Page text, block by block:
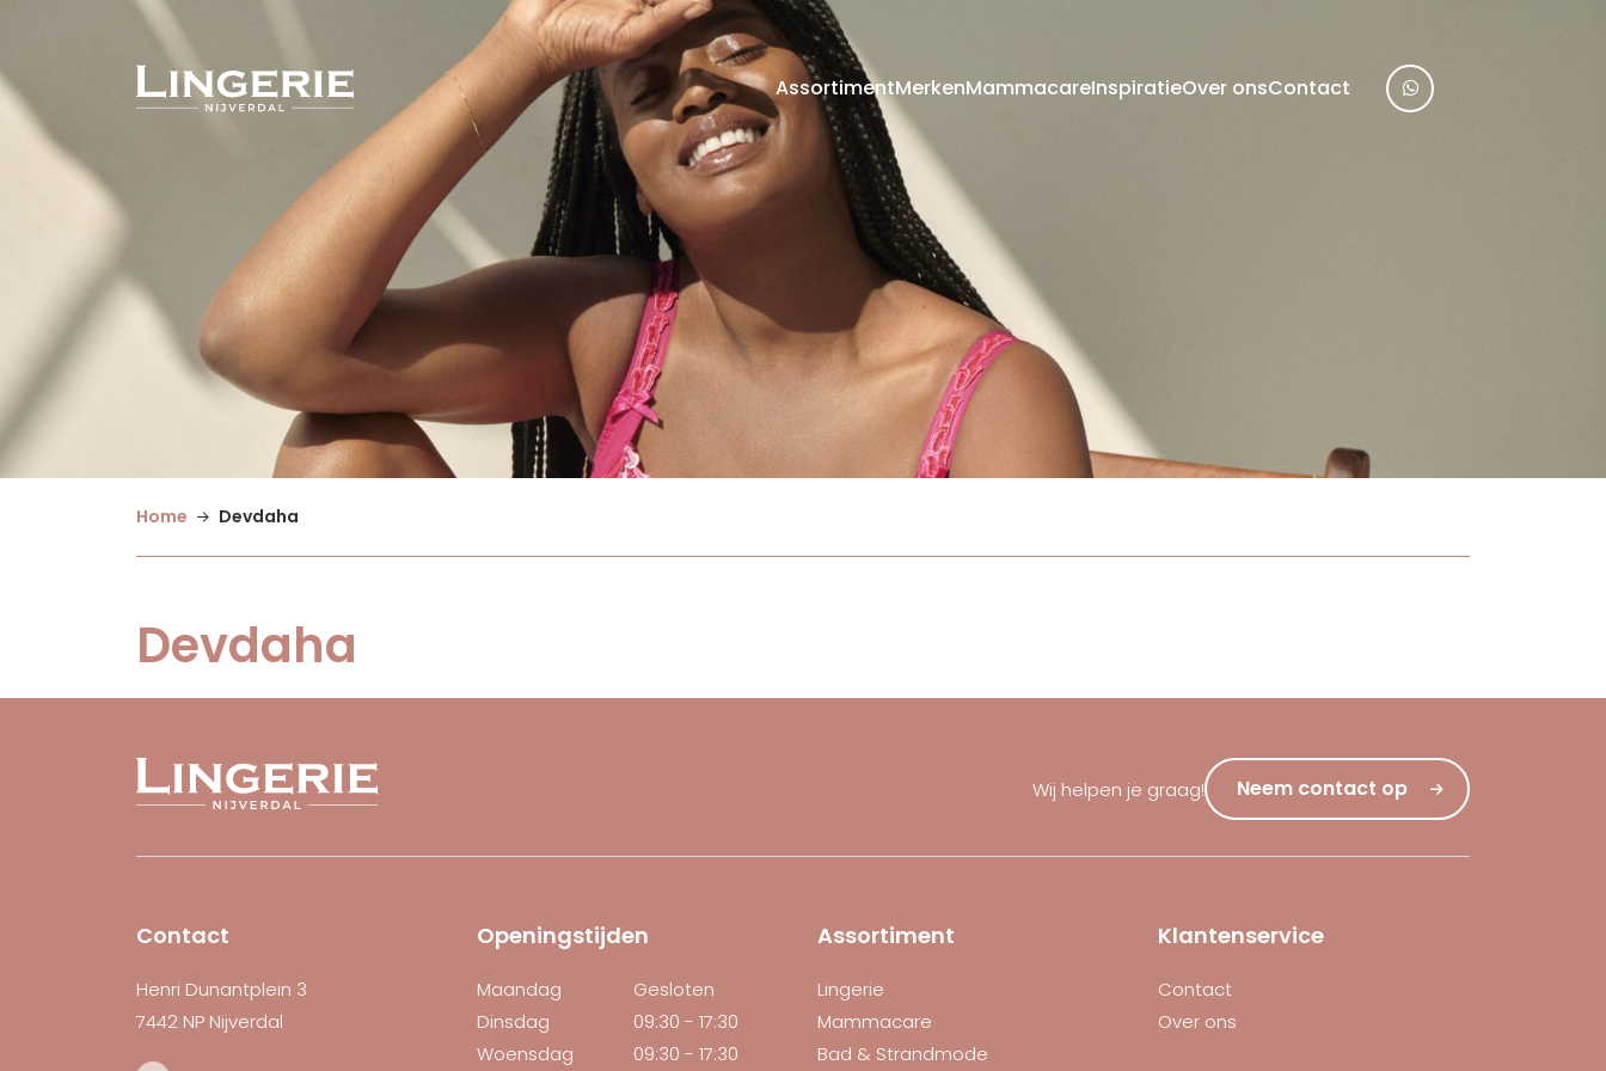
AssortimentMerkenMammacareInspiratieOver onsContact
Home Devdaha
Devdaha
Wij helpen je graag! Neem contact op
Contact
Henri Dunantplein 3
7442 NP Nijverdal
Openingstijden
Maandag
Gesloten
Dinsdag
09:30 - 17:30
Woensdag
09:30 - 17:30
Assortiment
Lingerie
Mammacare
Bad & Strandmode
Klantenservice
Contact
Over ons